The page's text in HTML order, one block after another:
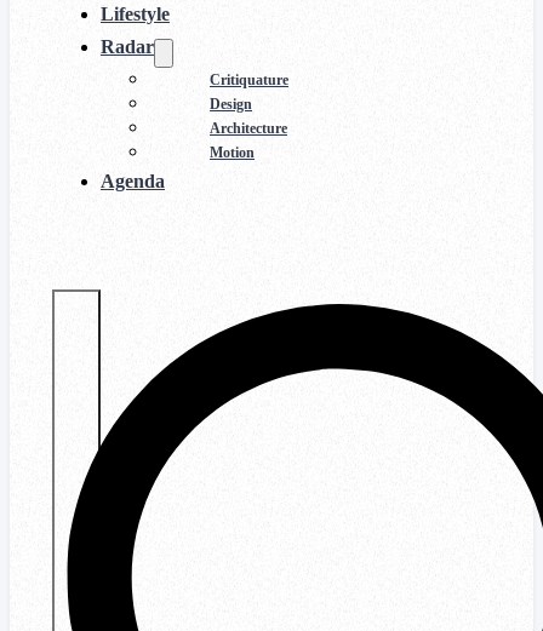
Lifestyle
Radar
Critiquature
Design
Architecture
Motion
Agenda